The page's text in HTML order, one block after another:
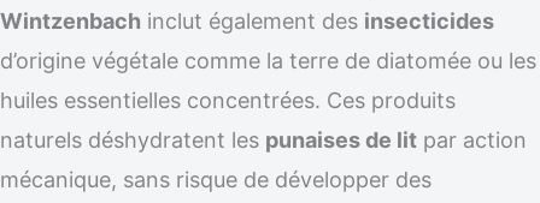
Wintzenbach inclut également des insecticides
d’origine végétale comme la terre de diatomée ou les
huiles essentielles concentrées. Ces produits
naturels déshydratent les punaises de lit par action
mécanique, sans risque de développer des